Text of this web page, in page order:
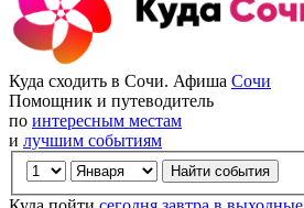
Куда сходить в Сочи. Афиша Сочи
Помощник и путеводитель
по интересным местам
и лучшим событиям